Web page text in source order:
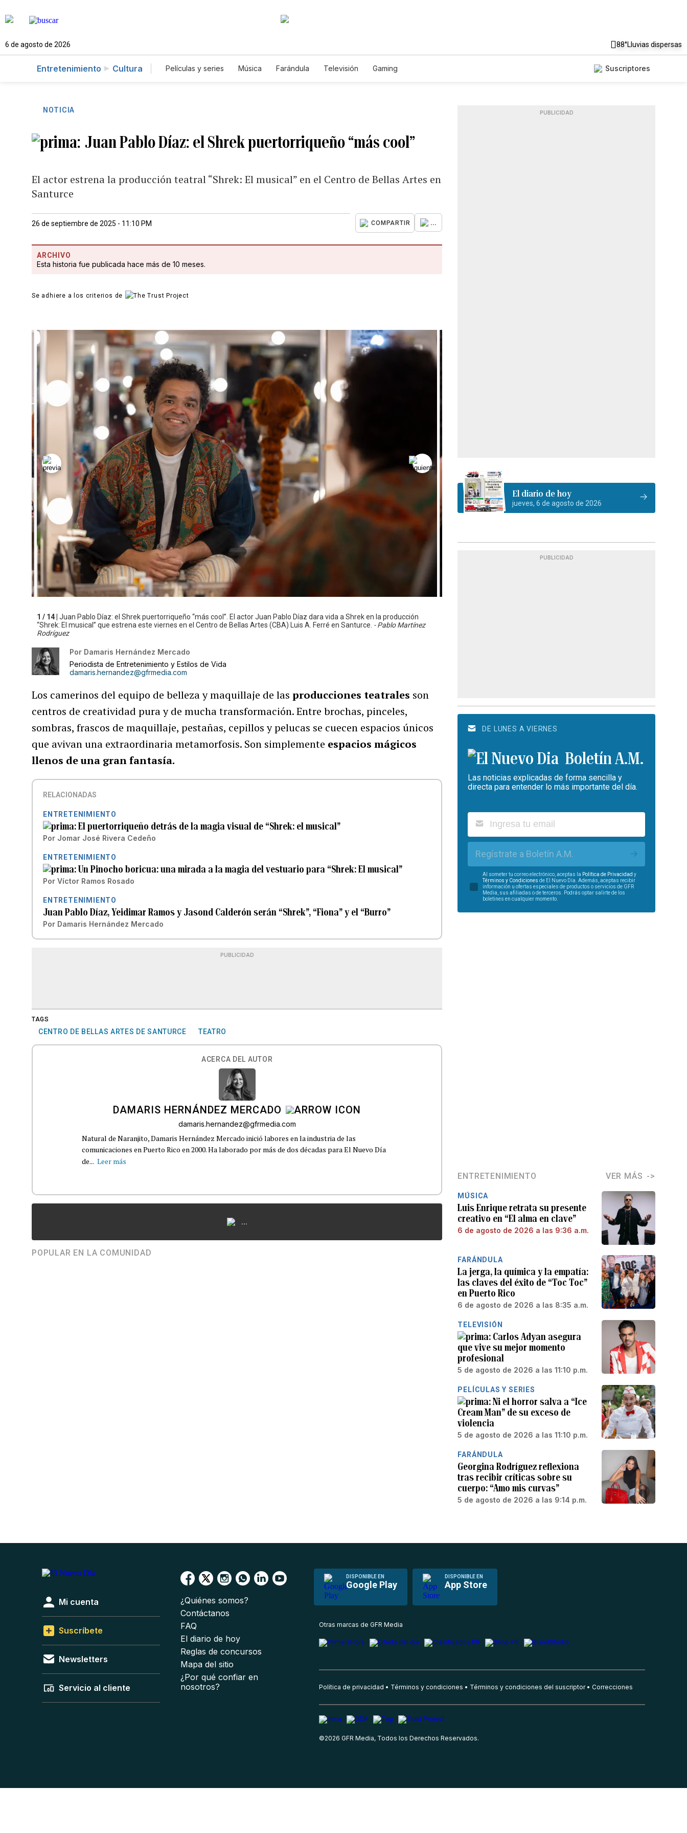
6 de agosto de 2026 88°Lluvias dispersas
Entretenimiento Cultura Películas y series Música Farándula Televisión Gaming Suscriptores
NOTICIA
Juan Pablo Díaz: el Shrek puertorriqueño “más cool”
El actor estrena la producción teatral “Shrek: El musical” en el Centro de Bellas Artes en
Santurce
26 de septiembre de 2025 - 11:10 PM COMPARTIR ...
ARCHIVO
Esta historia fue publicada hace más de 10 meses.
Se adhiere a los criterios de
1 / 14 |Juan Pablo Díaz: el Shrek puertorriqueño “más cool”. El actor Juan Pablo Díaz dara vida a Shrek en la producción
“Shrek: El musical” que estrena este viernes en el Centro de Bellas Artes (CBA) Luis A. Ferré en Santurce. - Pablo Martínez
Rodríguez
Por Damaris Hernández Mercado
Periodista de Entretenimiento y Estilos de Vida
damaris.hernandez@gfrmedia.com
Los camerinos del equipo de belleza y maquillaje de lasproducciones teatrales son
centros de creatividad pura y de mucha transformación. Entre brochas, pinceles,
sombras, frascos de maquillaje, pestañas, cepillos y pelucas se cuecen espacios únicos
que avivan una extraordinaria metamorfosis. Son simplemente espacios mágicos
llenos de una gran fantasía.
RELACIONADAS
ENTRETENIMIENTO
El puertorriqueño detrás de la magia visual de “Shrek: el musical”
Por Jomar José Rivera Cedeño
ENTRETENIMIENTO
Un Pinocho boricua: una mirada a la magia del vestuario para “Shrek: El musical”
Por Víctor Ramos Rosado
ENTRETENIMIENTO
Juan Pablo Díaz, Yeidimar Ramos y Jasond Calderón serán “Shrek”, “Fiona” y el “Burro”
Por Damaris Hernández Mercado
PUBLICIDAD
TAGS
CENTRO DE BELLAS ARTES DE SANTURCE TEATRO
ACERCA DEL AUTOR
DAMARIS HERNÁNDEZ MERCADO
damaris.hernandez@gfrmedia.com
Natural de Naranjito, Damaris Hernández Mercado inició labores en la industria de las
comunicaciones en Puerto Rico en 2000. Ha laborado por más de dos décadas para El Nuevo Día
de... Leer más
...
POPULAR EN LA COMUNIDAD
PUBLICIDAD
El diario de hoy
jueves, 6 de agosto de 2026
PUBLICIDAD
DE LUNES A VIERNES
Boletín A.M.
Las noticias explicadas de forma sencilla y
directa para entender lo más importante del día.
Regístrate a Boletín A.M.
Al someter tu correo electrónico, aceptas la Política de Privacidad y
Términos y Condiciones de El Nuevo Día. Además, aceptas recibir
información u ofertas especiales de productos o servicios de GFR
Media, sus afiliadas o de terceros. Podrás optar salirte de los
boletines en cualquier momento.
ENTRETENIMIENTO VER MÁS
MÚSICA
Luis Enrique retrata su presente
creativo en “El alma en clave”
6 de agosto de 2026 a las 9:36 a.m.
FARÁNDULA
La jerga, la química y la empatía:
las claves del éxito de “Toc Toc”
en Puerto Rico
6 de agosto de 2026 a las 8:35 a.m.
TELEVISIÓN
Carlos Adyan asegura
que vive su mejor momento
profesional
5 de agosto de 2026 a las 11:10 p.m.
PELÍCULAS Y SERIES
Ni el horror salva a “Ice
Cream Man” de su exceso de
violencia
5 de agosto de 2026 a las 11:10 p.m.
FARÁNDULA
Georgina Rodríguez reflexiona
tras recibir críticas sobre su
cuerpo: “Amo mis curvas”
5 de agosto de 2026 a las 9:14 p.m.
DISPONIBLE EN
Google Play
DISPONIBLE EN
App Store
Mi cuenta
Suscríbete
Newsletters
Servicio al cliente
¿Quiénes somos?
Contáctanos
FAQ
El diario de hoy
Reglas de concursos
Mapa del sitio
¿Por qué confiar en
nosotros?
Otras marcas de GFR Media
Política de privacidad Términos y condiciones Términos y condiciones del suscriptor Correcciones
©2026 GFR Media, Todos los Derechos Reservados.